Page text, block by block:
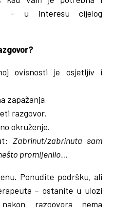
– u interesu cijelog
ovisnosti je osjetljiv i
zapažanja
razgovor.
okruženje.
Zabrinut/zabrinuta sam
promijenilo…
Ponudite podršku, ali
– ostanite u ulozi
razgovora nema